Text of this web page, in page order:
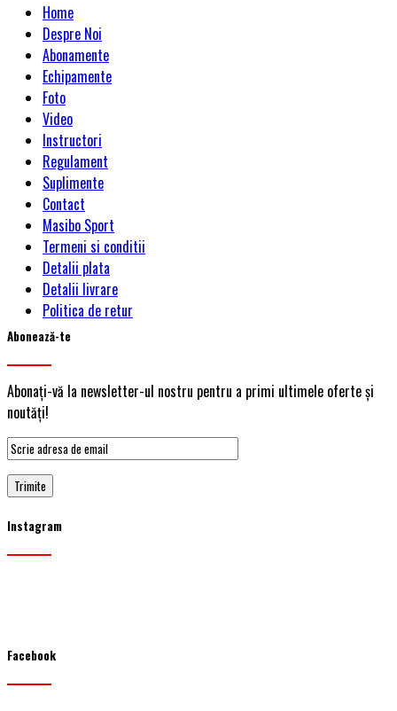
Home
Despre Noi
Abonamente
Echipamente
Foto
Video
Instructori
Regulament
Suplimente
Contact
Masibo Sport
Termeni si conditii
Detalii plata
Detalii livrare
Politica de retur
Abonează-te
Abonați-vă la newsletter-ul nostru pentru a primi ultimele oferte și
noutăți!
Instagram
Facebook